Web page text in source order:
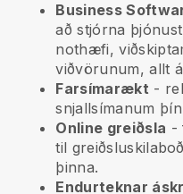
Business
að stjórna
nothæfi,
viðvörunum, allt
Farsímarækt -
snjallsímanum
Online greiðsla -
til
þinna.
Endurteknar